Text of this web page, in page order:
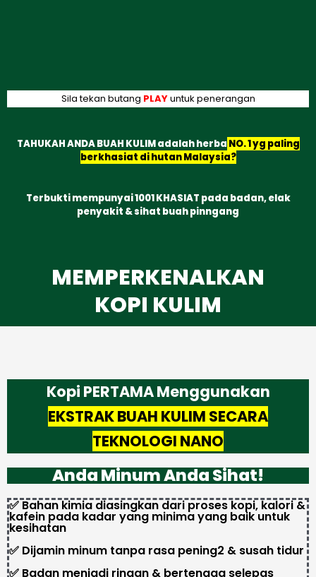
Sila tekan butang PLAYuntuk penerangan
TAHUKAH ANDA BUAH KULIM adalah herba NO. 1 yg paling
berkhasiat di hutan Malaysia?
Terbukti mempunyai 1001 KHASIAT pada badan, elak
penyakit & sihat buah pinngang
MEMPERKENALKAN
KOPI KULIM
Kopi PERTAMA Menggunakan
EKSTRAK BUAH KULIM SECARA
TEKNOLOGI NANO
Anda Minum Anda Sihat!
✅ Bahan kimia diasingkan dari proses kopi, kalori &
kafein pada kadar yang minima yang baik untuk
kesihatan
✅ Dijamin minum tanpa rasa pening2 & susah tidur
✅ Badan menjadi ringan & bertenaga selepas